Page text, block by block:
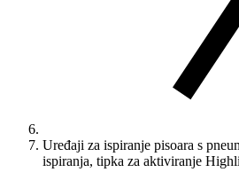
Uređaji za ispiranje pisoara s
ispiranja, tipka za aktiviranje